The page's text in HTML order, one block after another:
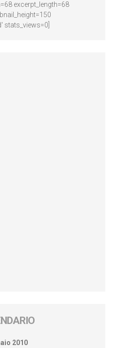
excerpt_length=68
stats_views=0]
2010